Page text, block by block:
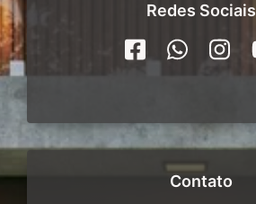
Redes Sociais
Contato